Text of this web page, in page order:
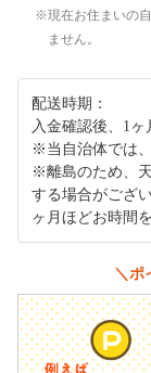
現在お住まいの
ません。
配送時期：
入金確認後、1
※当自治体では
※離島のため、
する場合がござ
ヶ月ほどお時間
＼ポ